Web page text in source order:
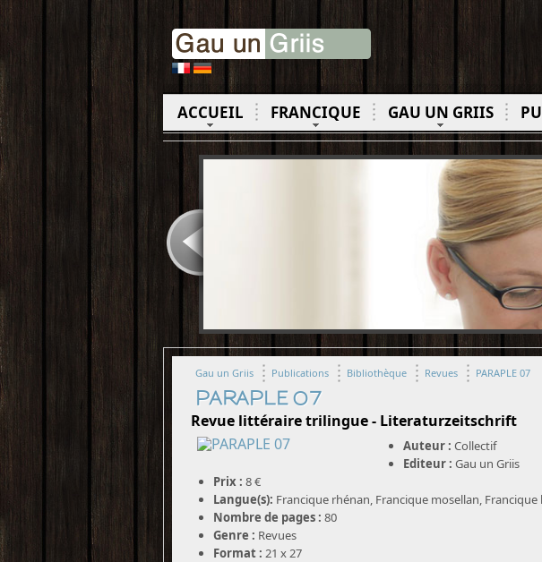
ACCUEIL FRANCIQUE GAU UN GRIIS
Gau un Griis Publications Bibliothèque Revues PARAPLE 07
PARAPLE 07
Revue littéraire trilingue - Literaturzeitschrift
Auteur : Collectif
Editeur : Gau un Griis
Prix : 8 €
Langue(s): Francique rhénan, Francique mosellan,
Nombre de pages : 80
Genre : Revues
Format : 21 x 27